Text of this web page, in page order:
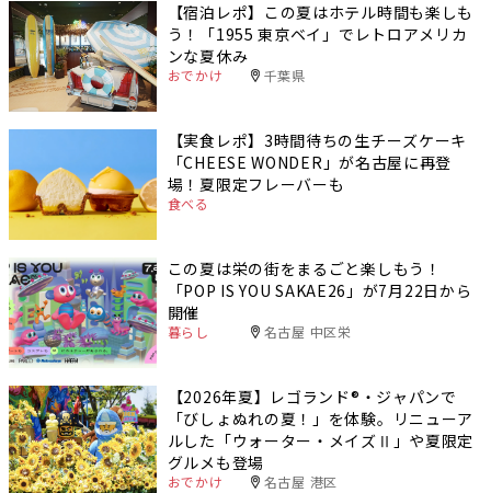
【宿泊レポ】この夏はホテル時間も楽しも
う！「1955 東京ベイ」でレトロアメリカ
ンな夏休み
おでかけ 千葉県
【実食レポ】3時間待ちの生チーズケーキ
「CHEESE WONDER」が名古屋に再登
場！夏限定フレーバーも
食べる
この夏は栄の街をまるごと楽しもう！
「POP IS YOU SAKAE26」が7月22日から
開催
暮らし 名古屋 中区栄
【2026年夏】レゴランド®・ジャパンで
「びしょぬれの夏！」を体験。リニューア
ルした「ウォーター・メイズⅡ」や夏限定
グルメも登場
おでかけ 名古屋 港区